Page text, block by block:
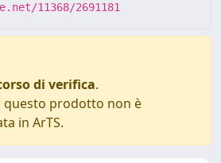
11368/2691181
di verifica.
questo prodotto non è
in ArTS.